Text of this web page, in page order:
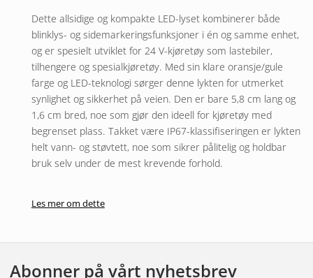
Dette allsidige og kompakte LED-lyset kombinerer både
blinklys- og sidemarkeringsfunksjoner i én og samme enhet,
og er spesielt utviklet for 24 V-kjøretøy som lastebiler,
tilhengere og spesialkjøretøy. Med sin klare oransje/gule
farge og LED-teknologi sørger denne lykten for utmerket
synlighet og sikkerhet på veien. Den er bare 5,8 cm lang og
1,6 cm bred, noe som gjør den ideell for kjøretøy med
begrenset plass. Takket være IP67-klassifiseringen er lykten
helt vann- og støvtett, noe som sikrer pålitelig og holdbar
bruk selv under de mest krevende forhold.
dermed trafikksikkerheten. Den kompakte størrelsen og
Les mer om dette
Abonner på vårt nyhetsbrev